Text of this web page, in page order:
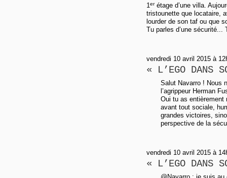
1erétage d’une villa.
tristounette que locataire,
lourder de son taf ou que
Tu parles d’une sécurité...
vendredi 10 avril 2015 à
« L’EGO DANS
Salut Navarro ! Nous
l’agrippeur Herman
Oui tu as entièrement
avant tout sociale,
grandes victoires,
perspective de la
vendredi 10 avril 2015 à
« L’EGO DANS